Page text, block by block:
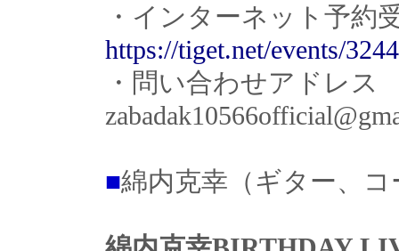
・インターネット予
https://tiget.net/events/
・問い合わせアドレ
■綿内克幸（ギター、